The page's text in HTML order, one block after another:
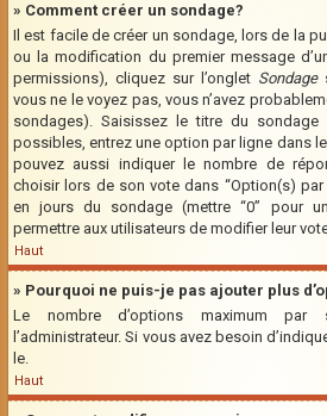
» Comment créer un sondage?
Il est facile de créer un sondage, lors de la
ou la modification du premier message
permissions), cliquez sur l’onglet Sondage
vous ne le voyez pas, vous n’avez
sondages). Saisissez le titre du
possibles, entrez une option par ligne dans
pouvez aussi indiquer le nombre de
choisir lors de son vote dans “Option(s) par
en jours du sondage (mettre “0” pour
permettre aux utilisateurs de modifier leur
Haut
» Pourquoi ne puis-je pas ajouter plus
Le nombre d’options maximum
l’administrateur. Si vous avez besoin
le.
Haut